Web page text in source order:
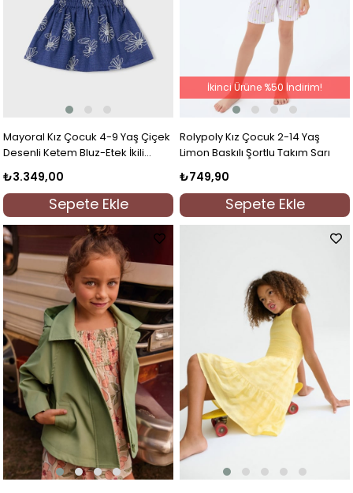
Mayoral Kız Çocuk 4-9 Yaş Çiçek
Desenli Ketem Bluz-Etek İkili
Takım Lacivert
₺3.349,00
Sepete Ekle
Rolypoly Kız Çocuk 2-14 Yaş
Limon Baskılı Şortlu Takım Sarı
₺749,90
Sepete Ekle
İkinci Ürüne %50 İndirim!